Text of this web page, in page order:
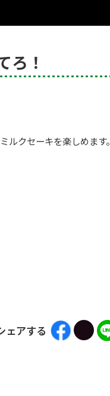
ろ！
クセーキを楽しめます。
ェアする